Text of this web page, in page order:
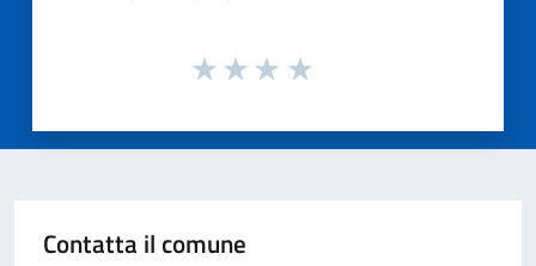
Contatta il comune